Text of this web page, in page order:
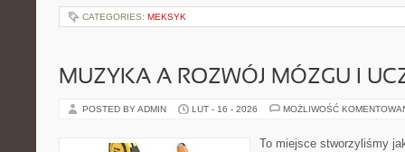
CATEGORIES: MEKSYK
MUZYKA A ROZWÓJ MÓZGU I
POSTED BY ADMIN LUT - 16 - 2026 MOŻLIWOŚĆ
To miejsce stworzyliśmy